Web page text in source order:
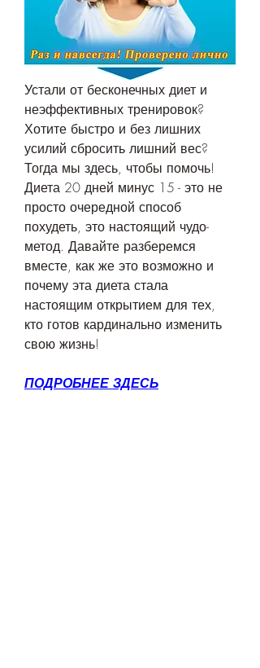
Устали от бесконечных диет и
неэффективных тренировок?
Хотите быстро и без лишних
усилий сбросить лишний вес?
Тогда мы здесь, чтобы помочь!
Диета 20 дней минус 15 - это не
просто очередной способ
похудеть, это настоящий чудо-
метод. Давайте разберемся
вместе, как же это возможно и
почему эта диета стала
настоящим открытием для тех,
кто готов кардинально изменить
свою жизнь!
ПОДРОБНЕЕ ЗДЕСЬ